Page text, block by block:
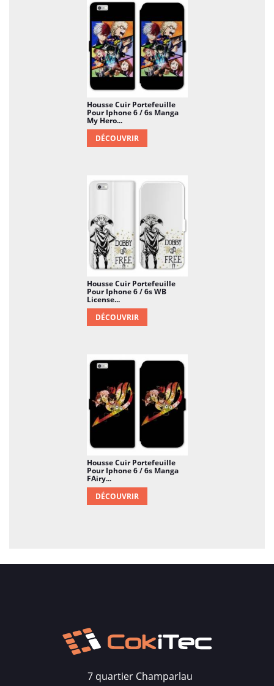
Housse Cuir Portefeuille
Pour Iphone 6 / 6s Manga
My Hero...
DÉCOUVRIR
Housse Cuir Portefeuille
Pour Iphone 6 / 6s WB
License...
DÉCOUVRIR
Housse Cuir Portefeuille
Pour Iphone 6 / 6s Manga
FAiry...
DÉCOUVRIR
7 quartier Champarlau